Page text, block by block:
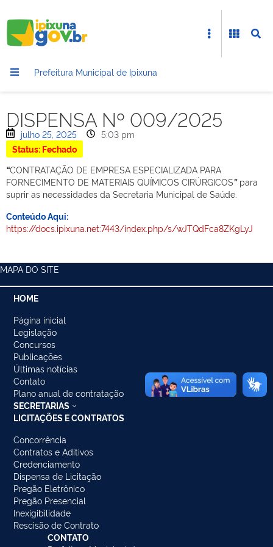
Prefeitura Municipal de Ipixuna
DISPENSA Nº 009/2025
julho 25, 2025
5:03 pm
Status: Fechado
“CONTRATAÇÃO DE EMPRESA ESPECIALIZADA PARA
FORNECIMENTO DE MATERIAIS QUÍMICOS CIRÚRGICOS”para
suprir as necessidades da Secretaria Municipal de Saúde.
Conteúdo Aqui:
https://docs.ipixuna.net:7443/index.php/s/wJTQdFca8ZKgLyJ
MAPA DO SITE
HOME
Página inicial
Legislação
Concursos
Publicações
Últimas notícias
Contato
Plano anual de contratação
SECRETARIAS
LICITAÇÕES E CONTRATOS
Concorrência
Contratos e Aditivos
Credenciamento
Dispensa de Licitação
Pregão Eletrônico
Pregão Presencial
Inexigibilidade
Rescisão de Contrato
CONTATO